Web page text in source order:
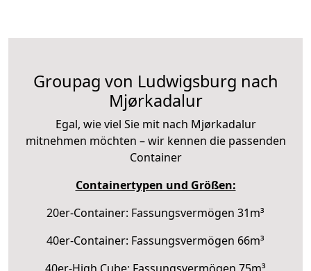
Groupag von Ludwigsburg nach
Mjørkadalur
Egal, wie viel Sie mit nach Mjørkadalur
mitnehmen möchten – wir kennen die passenden
Container
Containertypen und Größen:
20er-Container: Fassungsvermögen 31m³
40er-Container: Fassungsvermögen 66m³